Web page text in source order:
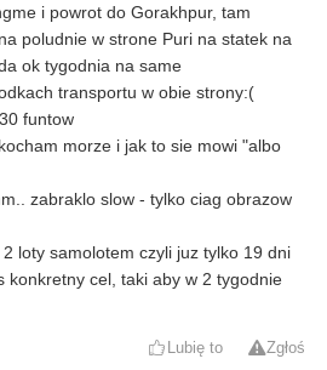
i powrot do Gorakhpur, tam
poludnie w strone Puri na statek na
ok tygodnia na same
transportu w obie strony:(
funtow
morze i jak to sie mowi "albo
zabraklo slow - tylko ciag obrazow
loty samolotem czyli juz tylko 19 dni
konkretny cel, taki aby w 2 tygodnie
Lubię to Zgłoś